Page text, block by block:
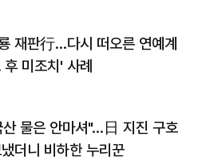
재판行…다시 떠오른 연예계
후 미조치' 사례
산 물은 안마셔"…日 지진 구호
더니 비하한 누리꾼